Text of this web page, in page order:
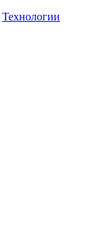
Технологии